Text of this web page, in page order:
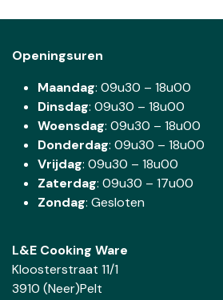
Openingsuren
Maandag: 09u30 – 18u00
Dinsdag: 09u30 – 18u00
Woensdag: 09u30 – 18u00
Donderdag: 09u30 – 18u00
Vrijdag: 09u30 – 18u00
Zaterdag: 09u30 – 17u00
Zondag: Gesloten
L&E Cooking Ware
Kloosterstraat 11/1
3910 (Neer)Pelt